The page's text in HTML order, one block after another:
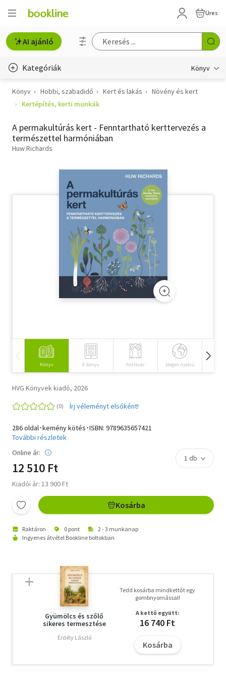
Üres
AI ajánló
Kategóriák Könyv
Életmód, egészség
Gyermek- és ifjúsági
Szótár, nyelvkönyv
Tankönyv, segédkönyv
Társadalomtudomány
Könyv Hobbi, szabadidő Kert és lakás
Növény és kert
Kertépítés, kerti munkák
A permakultúrás kert - Fenntartható kerttervezés a
természettel harmóniában
Huw Richards
Könyv E-könyv Antikvár Idegen nyelvű
HVG Könyvek kiadó, 2026
Írj véleményt elsőként!
286 oldal･kemény kötés･ISBN: 9789635657421
További részletek
Online ár:
12 510 Ft
Kiadói ár: 13 900 Ft
Kosárba
Raktáron 0 pont
2 - 3 munkanap
Ingyenes átvétel Bookline boltokban
Gyümölcs és szőlő
sikeres termesztése
Erdély László
Tedd kosárba mindkettőt egy
gombnyomással!
A kettő együtt:
16 740 Ft
Kosárba